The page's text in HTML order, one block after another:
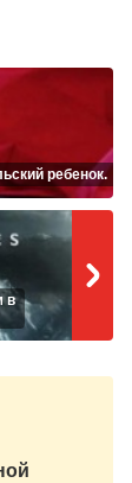
ребенок.
в